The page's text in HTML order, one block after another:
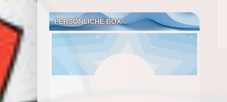
PERSÖNLICHE BOX